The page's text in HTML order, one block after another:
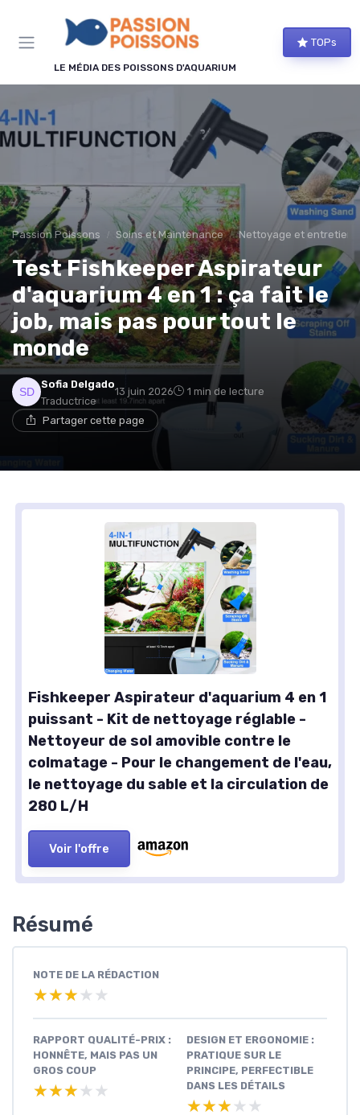
LE MÉDIA DES POISSONS D'AQUARIUM
TOPs
Passion Poissons Soins et Maintenance Nettoyage et entretien
Test Fishkeeper Aspirateur
d'aquarium 4 en 1 : ça fait le
job, mais pas pour tout le
monde
Sofia Delgado
Traductrice
13 juin 2026 1 min de lecture
Partager cette page
Fishkeeper Aspirateur d'aquarium 4 en 1
puissant - Kit de nettoyage réglable -
Nettoyeur de sol amovible contre le
colmatage - Pour le changement de l'eau,
le nettoyage du sable et la circulation de
280 L/H
Voir l'offre
Résumé
NOTE DE LA RÉDACTION
★★★★★
★★★★★
RAPPORT QUALITÉ-PRIX :
HONNÊTE, MAIS PAS UN
GROS COUP
★★★★★
★★★★★
DESIGN ET ERGONOMIE :
PRATIQUE SUR LE
PRINCIPE, PERFECTIBLE
DANS LES DÉTAILS
★★★★★
★★★★★